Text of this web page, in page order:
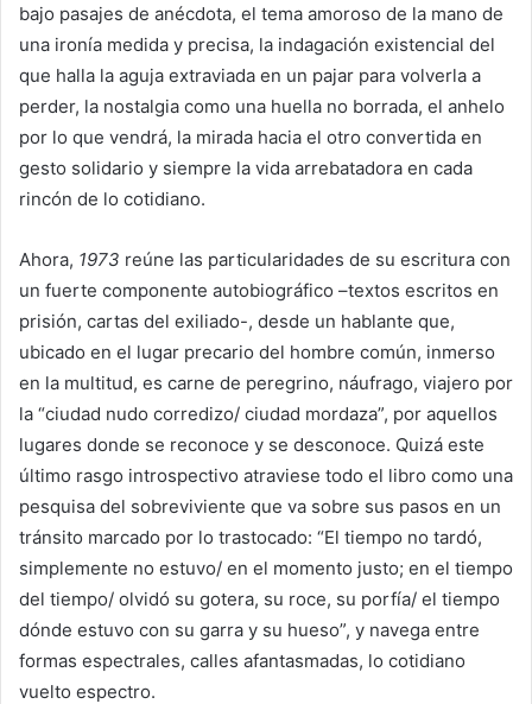
bajo pasajes de anécdota, el tema amoroso de la mano de
una ironía medida y precisa, la indagación existencial del
que halla la aguja extraviada en un pajar para volverla a
perder, la nostalgia como una huella no borrada, el anhelo
por lo que vendrá, la mirada hacia el otro convertida en
gesto solidario y siempre la vida arrebatadora en cada
rincón de lo cotidiano.
Ahora, 1973 reúne las particularidades de su escritura con
un fuerte componente autobiográfico –textos escritos en
prisión, cartas del exiliado-, desde un hablante que,
ubicado en el lugar precario del hombre común, inmerso
en la multitud, es carne de peregrino, náufrago, viajero por
la “ciudad nudo corredizo/ ciudad mordaza”, por aquellos
lugares donde se reconoce y se desconoce. Quizá este
último rasgo introspectivo atraviese todo el libro como una
pesquisa del sobreviviente que va sobre sus pasos en un
tránsito marcado por lo trastocado: “El tiempo no tardó,
simplemente no estuvo/ en el momento justo; en el tiempo
del tiempo/ olvidó su gotera, su roce, su porfía/ el tiempo
dónde estuvo con su garra y su hueso”, y navega entre
formas espectrales, calles afantasmadas, lo cotidiano
vuelto espectro.